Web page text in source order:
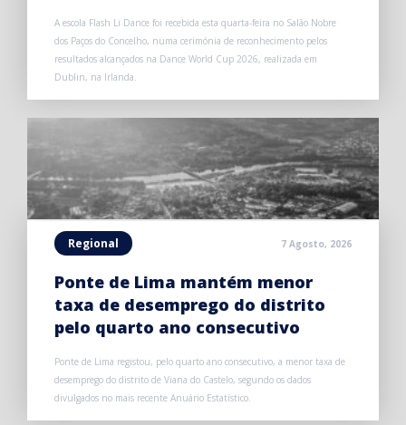
A escola Flash Li Dance foi recebida esta quarta-feira no Salão Nobre
dos Paços do Concelho, numa cerimónia de reconhecimento pelos
resultados alcançados na Dance World Cup 2026, realizada em
Dublin, na Irlanda.
Regional 7 Agosto, 2026
Ponte de Lima mantém menor
taxa de desemprego do distrito
pelo quarto ano consecutivo
Ponte de Lima registou, pelo quarto ano consecutivo, a menor taxa de
desemprego do distrito de Viana do Castelo, segundo os dados
divulgados no mais recente Anuário Estatístico.